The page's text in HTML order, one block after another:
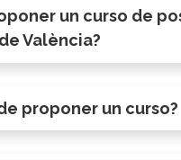
un curso de
València?
proponer un curso?